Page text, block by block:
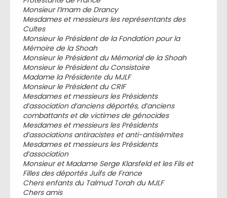
Monsieur l’Imam de Drancy
Mesdames et messieurs les représentants des
Cultes
Monsieur le Président de la Fondation pour la
Mémoire de la Shoah
Monsieur le Président du Mémorial de la Shoah
Monsieur le Président du Consistoire
Madame la Présidente du MJLF
Monsieur le Président du CRIF
Mesdames et messieurs les Présidents
d’association d’anciens déportés, d’anciens
combattants et de victimes de génocides
Mesdames et messieurs les Présidents
d’associations antiracistes et anti-antisémites
Mesdames et messieurs les Présidents
d’association
Monsieur et Madame Serge Klarsfeld et les Fils et
Filles des déportés Juifs de France
Chers enfants du Talmud Torah du MJLF
Chers amis